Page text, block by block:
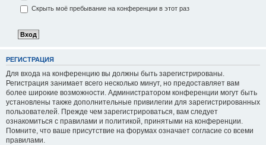
Скрыть моё пребывание на конференции в этот раз
РЕГИСТРАЦИЯ
Для входа на конференцию вы должны быть зарегистрированы.
Регистрация занимает всего несколько минут, но предоставляет вам
более широкие возможности. Администратором конференции могут быть
установлены также дополнительные привилегии для зарегистрированных
пользователей. Прежде чем зарегистрироваться, вам следует
ознакомиться с правилами и политикой, принятыми на конференции.
Помните, что ваше присутствие на форумах означает согласие со всеми
правилами.